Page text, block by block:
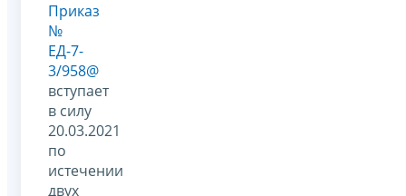
Приказ
№
ЕД-7-
3/958@
вступает
в силу
20.03.2021
по
истечении
двух